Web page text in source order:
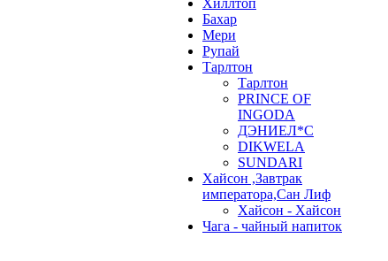
Хиллтоп
Бахар
Мери
Рупай
Тарлтон
Тарлтон
PRINCE OF
INGODA
ДЭНИЕЛ*С
DIKWELA
SUNDARI
Хайсон ,Завтрак
императора,Сан Лиф
Хайсон - Хайсон
Чага - чайный напиток